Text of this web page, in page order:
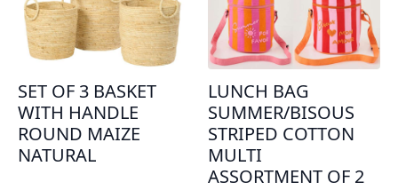
SET OF 3 BASKET
WITH HANDLE
ROUND MAIZE
NATURAL
LUNCH BAG
SUMMER/BISOUS
STRIPED COTTON
MULTI
ASSORTMENT OF 2